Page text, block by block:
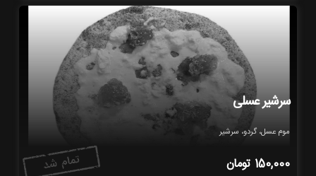
سرشیر عسلی
موم عسل، گردو، سرشیر
150,000 تومان